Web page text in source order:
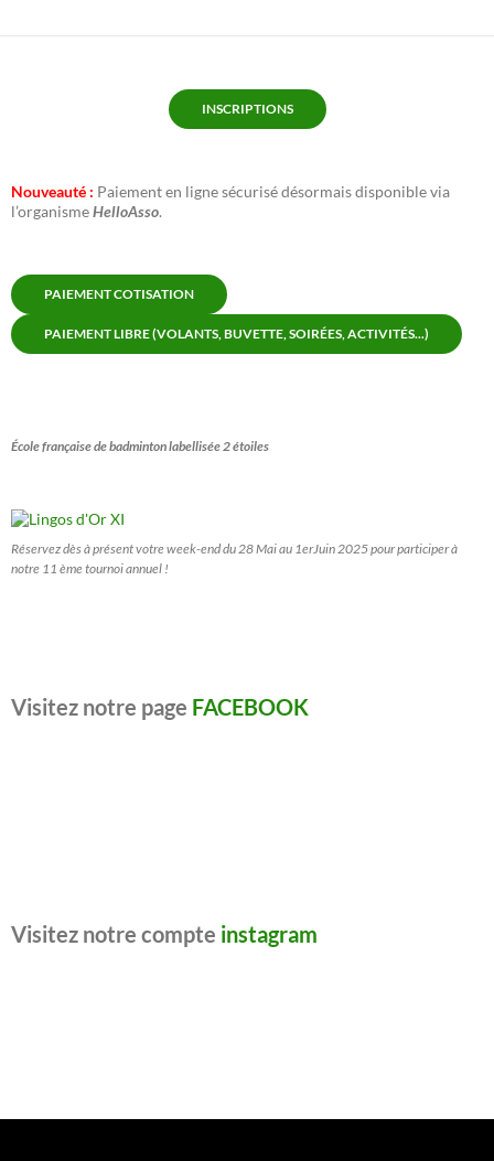
INSCRIPTIONS
Nouveauté : Paiement en ligne sécurisé désormais disponible via
l’organismeHelloAsso.
PAIEMENT COTISATION
PAIEMENT LIBRE (VOLANTS, BUVETTE, SOIRÉES, ACTIVITÉS...)
École française de badminton labellisée 2 étoiles
Réservez dès à présent votre week-end du 28 Mai au 1erJuin 2025 pour participer à
notre 11 ème tournoi annuel !
Visitez notre page FACEBOOK
Visitez notre compte instagram